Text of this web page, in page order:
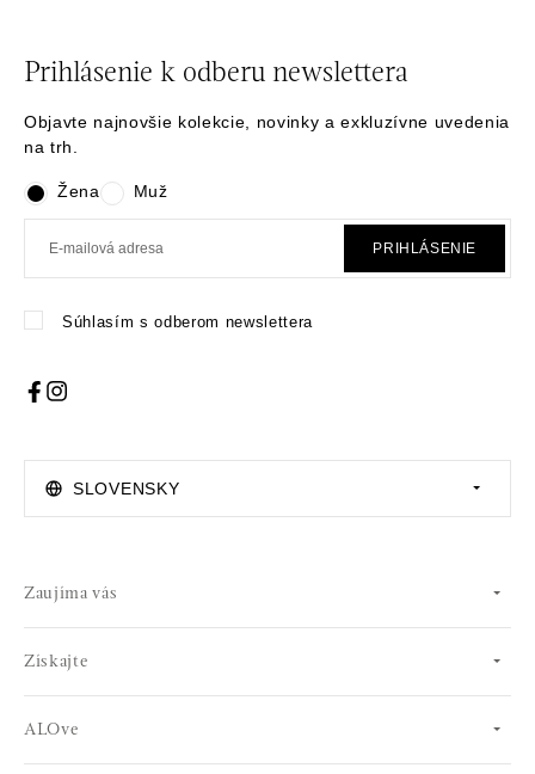
Prihlásenie k odberu newslettera
Objavte najnovšie kolekcie, novinky a exkluzívne uvedenia
na trh.
Žena Muž
PRIHLÁSENIE
Súhlasím s odberom newslettera
SLOVENSKY
Zaujíma vás
Získajte
ALOve